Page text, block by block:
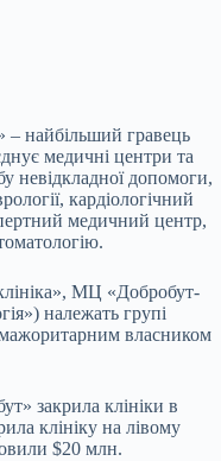
найбільший гравець
медичні центри та
невідкладної допомоги,
кардіологічний
медичний центр,
МЦ «Добробут-
належать групі
власником
закрила клініки в
клініку на лівому
$20 млн.